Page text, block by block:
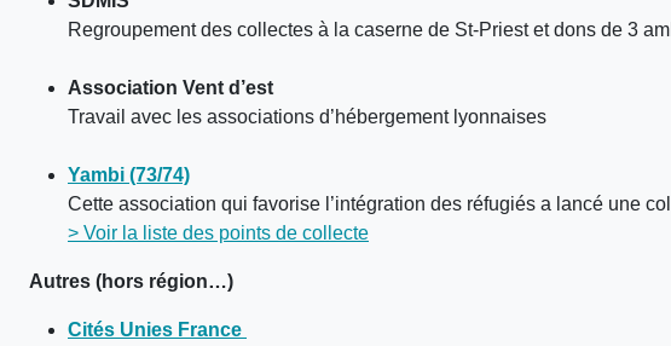
Regroupement des collectes à la caserne de St-Priest et dons de 3
Association Vent d’est
Travail avec les associations d’hébergement lyonnaises
Yambi (73/74)
Cette association qui favorise l’intégration des réfugiés a lancé une
> Voir la liste des points de collecte
Autres (hors région…)
Cités Unies France